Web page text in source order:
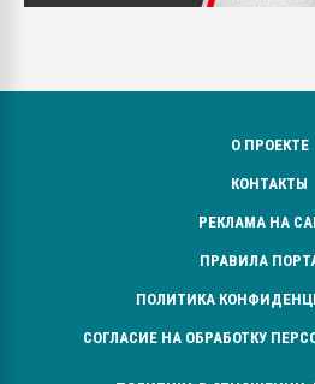
О ПРОЕКТЕ
КОНТАКТЫ
РЕКЛАМА НА
ПРАВИЛА
ПОЛИТИКА
СОГЛАСИЕ НА ОБРАБОТКУ